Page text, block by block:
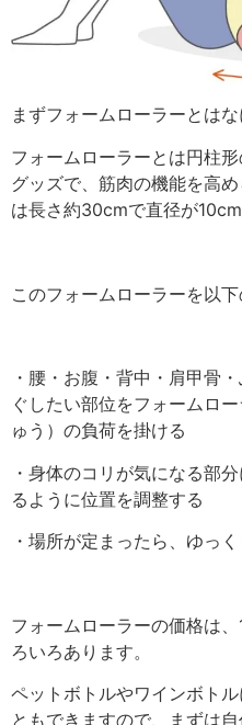
まずフォームローラーとはな
フォームローラーとは円柱
グッズで、筋肉の機能を高
は長さ約30cmで直径が10cm
このフォームローラーを以下
・腰・お腹・背中・肩甲骨
ぐしたい部位をフォームロ
ゅう）の負荷を掛ける
・身体のコリが気になる部
るように位置を調整する
・場所が定まったら、ゆっ
フォームローラーの価格は
ろいろあります。
ペットボトルやワインボト
ともできますので、まずは